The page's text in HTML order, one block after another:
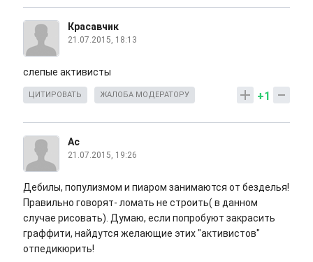
Красавчик
21.07.2015, 18:13
слепые активисты
+1
ЦИТИРОВАТЬ ЖАЛОБА МОДЕРАТОРУ
Ас
21.07.2015, 19:26
Дебилы, популизмом и пиаром занимаются от безделья!
Правильно говорят- ломать не строить( в данном
случае рисовать). Думаю, если попробуют закрасить
граффити, найдутся желающие этих "активистов"
отпедикюрить!